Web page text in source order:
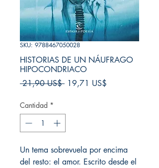
SKU: 9788467050028
HISTORIAS DE UN NÁUFRAGO
HIPOCONDRIACO
21,90 US$ Precio
19,71 US$
Cantidad *
Un tema sobrevuela por encima
del resto: el amor. Escrito desde el